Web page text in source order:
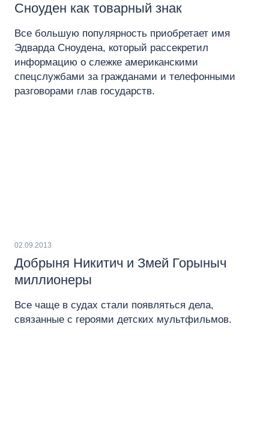
Сноуден как товарный знак
Все большую популярность приобретает имя
Эдварда Сноудена, который рассекретил
информацию о слежке американскими
спецслужбами за гражданами и телефонными
разговорами глав государств.
02.09.2013
Добрыня Никитич и Змей Горыныч
миллионеры
Все чаще в судах стали появляться дела,
связанные с героями детских мультфильмов.